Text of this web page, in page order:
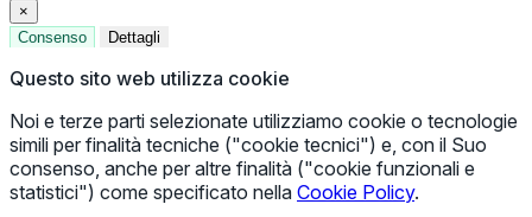
×
Consenso
Dettagli
Questo sito web utilizza cookie
Noi e terze parti selezionate utilizziamo cookie o tecnologie
simili per finalità tecniche ("cookie tecnici") e, con il Suo
consenso, anche per altre finalità ("cookie funzionali e
statistici") come specificato nella Cookie Policy.